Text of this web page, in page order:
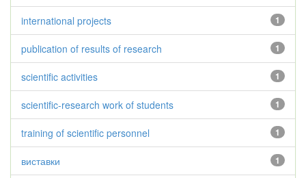
1
international projects
1
publication of results of research
1
scientific activities
1
scientific-research work of students
1
training of scientific personnel
1
виставки